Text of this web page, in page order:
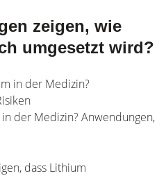
zeigen, wie
umgesetzt wird?
der Medizin? Anwendungen,
dass Lithium